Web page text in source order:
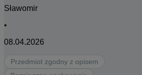
Sławomir
•
08.04.2026
Przedmiot zgodny z opisem